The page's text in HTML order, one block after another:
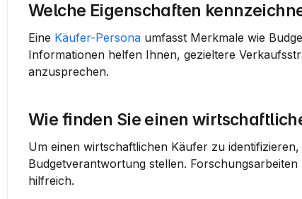
Welche Eigenschaften
Eine Käufer-Persona umfasst Merkmale wie
Informationen helfen Ihnen, gezieltere
anzusprechen.
Wie finden Sie einen
Um einen wirtschaftlichen Käufer zu
Budgetverantwortung stellen.
hilfreich.